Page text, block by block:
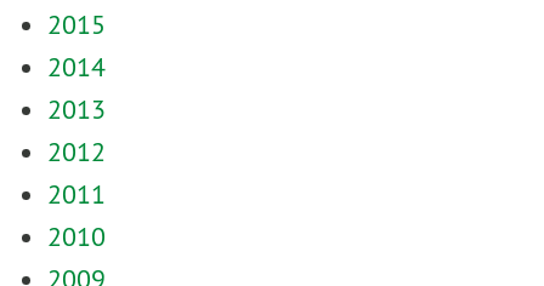
2015
2014
2013
2012
2011
2010
2009